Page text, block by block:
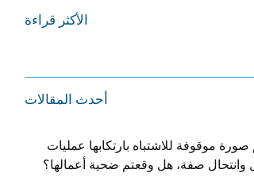
الأكثر قراءة
أحدث المقالات
صورة موقوفة للاشتباه بارتكابها عمليات
وانتحال صفة، هل وقعتم ضحية أعمالها؟